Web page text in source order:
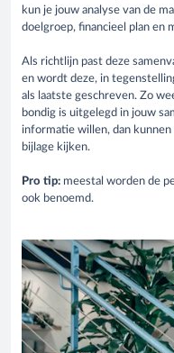
kun je jouw analyse van de
doelgroep, financieel plan en
Als richtlijn past deze
en wordt deze, in
als laatste geschreven. Zo
bondig is uitgelegd in jouw
informatie willen, dan
bijlage kijken.
Pro tip: meestal worden de
ook benoemd.